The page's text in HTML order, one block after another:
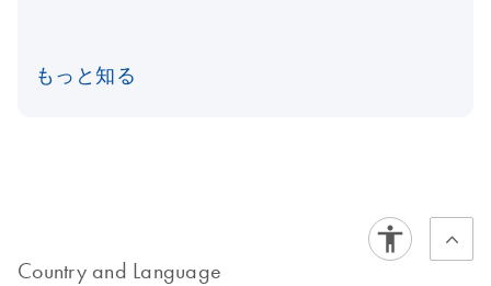
もっと知る
Country and Language